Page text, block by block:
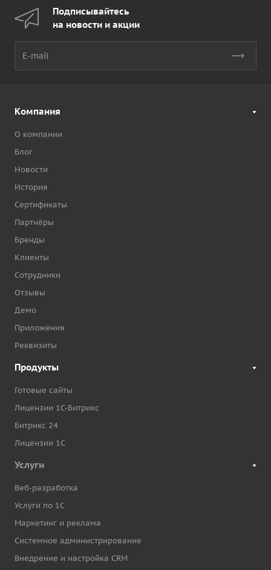
Подписывайтесь
на новости и акции
Компания
О компании
Блог
Новости
История
Сертификаты
Партнёры
Бренды
Клиенты
Сотрудники
Отзывы
Демо
Приложения
Реквизиты
Продукты
Готовые сайты
Лицензии 1С-Битрикс
Битрикс 24
Лицензии 1С
Услуги
Веб-разработка
Услуги по 1С
Маркетинг и реклама
Системное администрирование
Внедрение и настройка CRM